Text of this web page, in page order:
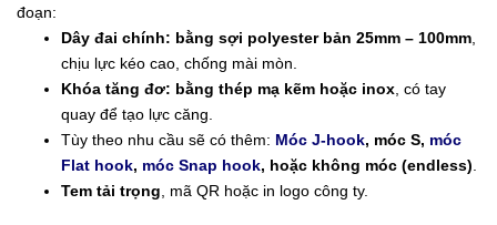
đoạn:
Dây đai chính: bằng sợi polyester bản 25mm – 100mm
chịu lực kéo cao, chống mài mòn.
Khóa tăng đơ: bằng thép mạ kẽm hoặc inox , có tay
quay để tạo lực căng.
Tùy theo nhu cầu sẽ có thêm: Móc J-hook, móc S, móc
Flat hook, móc Snap hook, hoặc không móc (endless)
Tem tải trọng , mã QR hoặc in logo công ty.